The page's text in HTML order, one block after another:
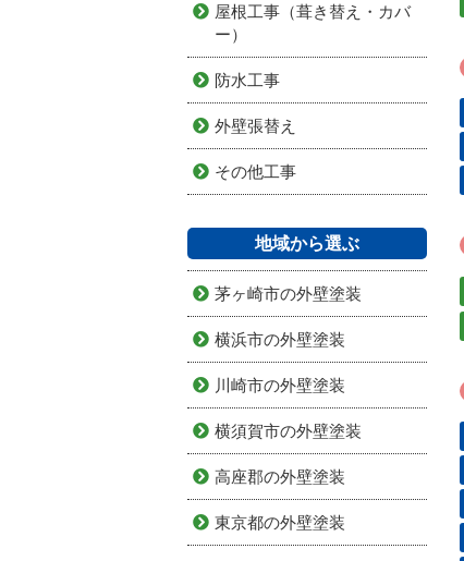
屋根工事（葺き替え・カバ
ー）
防水工事
外壁張替え
その他工事
地域から選ぶ
茅ヶ崎市の外壁塗装
横浜市の外壁塗装
川崎市の外壁塗装
横須賀市の外壁塗装
高座郡の外壁塗装
東京都の外壁塗装